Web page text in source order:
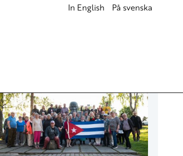
In English På svenska